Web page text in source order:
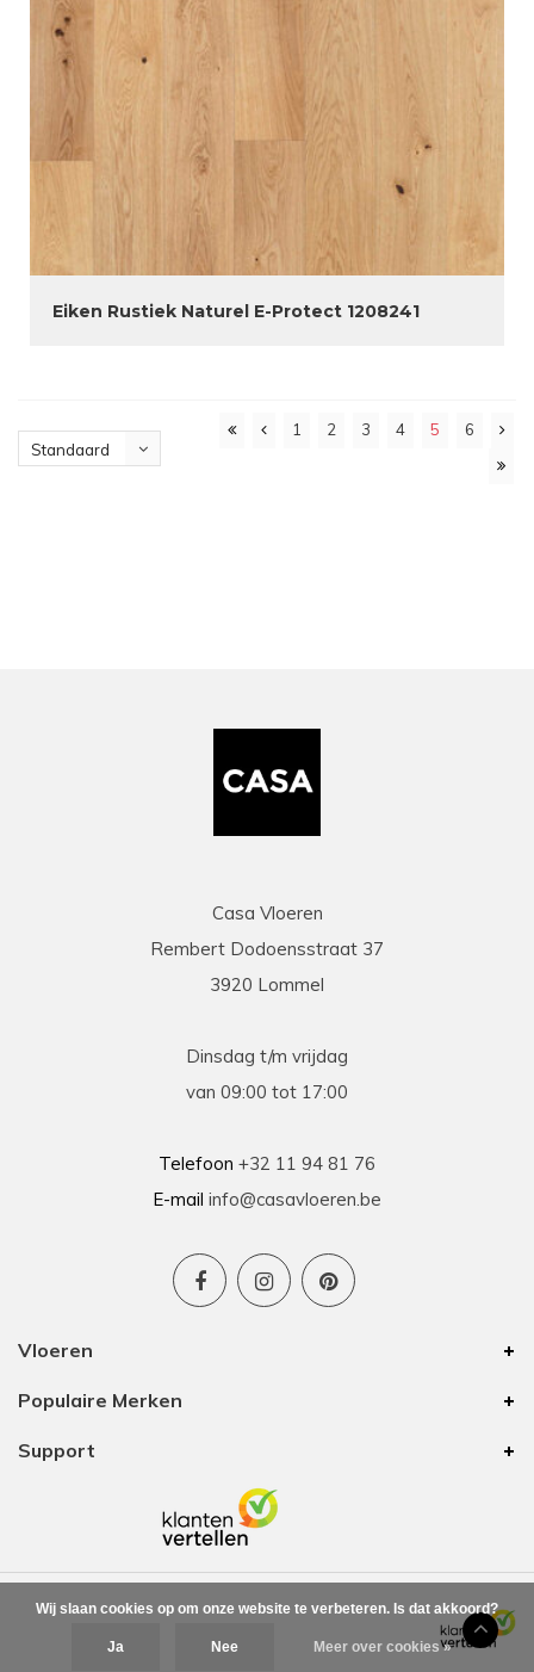
Eiken Rustiek Naturel E-Protect 1208241
Standaard
1 2 3 4 5 6
Casa Vloeren
Rembert Dodoensstraat 37
3920 Lommel
Dinsdag t/m vrijdag
van 09:00 tot 17:00
Telefoon +32 11 94 81 76
E-mail info@casavloeren.be
Vloeren
Populaire Merken
Support
Wij slaan cookies op om onze website te verbeteren. Is dat akkoord?
Ja Nee Meer over cookies »